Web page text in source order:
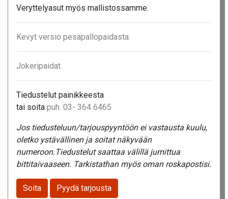
Veryttelyasut myös mallistossamme.
Kevyt versio pesäpallopaidasta.
Jokeripaidat
Tiedustelut painikkeesta
tai soita puh. 03- 364 6465
Jos tiedusteluun/tarjouspyyntöön ei vastausta kuulu,
oletko ystävällinen ja soitat näkyvään
numeroon.Tiedustelut saattaa välillä jumittua
bittitaivaaseen. Tarkistathan myös oman roskapostisi.
Soita Pyydä tarjousta